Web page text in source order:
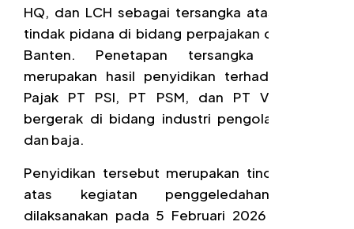
HQ, dan LCH sebagai tersangka atas dugaan
tindak pidana di bidang perpajakan di wilayah
Banten. Penetapan tersangka tersebut
merupakan hasil penyidikan terhadap Wajib
Pajak PT PSI, PT PSM, dan PT VPM yang
bergerak di bidang industri pengolahan besi
dan baja.
Penyidikan tersebut merupakan tindak lanjut
atas kegiatan penggeledahan yang
dilaksanakan pada 5 Februari 2026 di lokasi